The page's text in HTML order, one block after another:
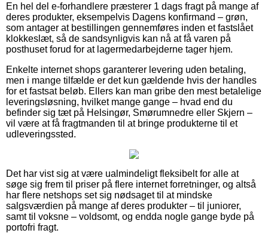
En hel del e-forhandlere præsterer 1 dags fragt på mange af
deres produkter, eksempelvis Dagens konfirmand – grøn,
som antager at bestillingen gennemføres inden et fastslået
klokkeslæt, så de sandsynligvis kan nå at få varen på
posthuset forud for at lagermedarbejderne tager hjem.
Enkelte internet shops garanterer levering uden betaling,
men i mange tilfælde er det kun gældende hvis der handles
for et fastsat beløb. Ellers kan man gribe den mest betalelige
leveringsløsning, hvilket mange gange – hvad end du
befinder sig tæt på Helsingør, Smørumnedre eller Skjern –
vil være at få fragtmanden til at bringe produkterne til et
udleveringssted.
Det har vist sig at være ualmindeligt fleksibelt for alle at
søge sig frem til priser på flere internet forretninger, og altså
har flere netshops set sig nødsaget til at mindske
salgsværdien på mange af deres produkter – til juniorer,
samt til voksne – voldsomt, og endda nogle gange byde på
portofri fragt.